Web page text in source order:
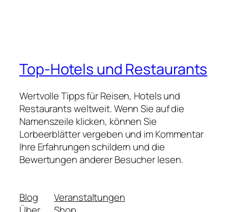
Top-Hotels und Restaurants
Wertvolle Tipps für Reisen, Hotels und
Restaurants weltweit. Wenn Sie auf die
Namenszeile klicken, können Sie
Lorbeerblätter vergeben und im Kommentar
Ihre Erfahrungen schildern und die
Bewertungen anderer Besucher lesen.
Blog
Veranstaltungen